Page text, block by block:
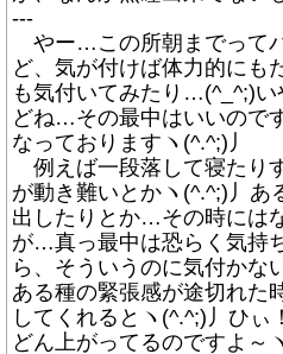
---
やー…この所朝までって
ど、気が付けば体力的にも
も気付いてみたり…(^_^;)
どね…その最中はいいので
なっておりますヽ(^.^;)丿
例えば一段落して寝たり
が動き難いとかヽ(^.^;)丿あ
出したりとか…その時には
が…真っ最中は恐らく気持
ら、そういうのに気付かな
ある種の緊張感が途切れた
してくれるとヽ(^.^;)丿ひぃ
どん上がってるのですよ～